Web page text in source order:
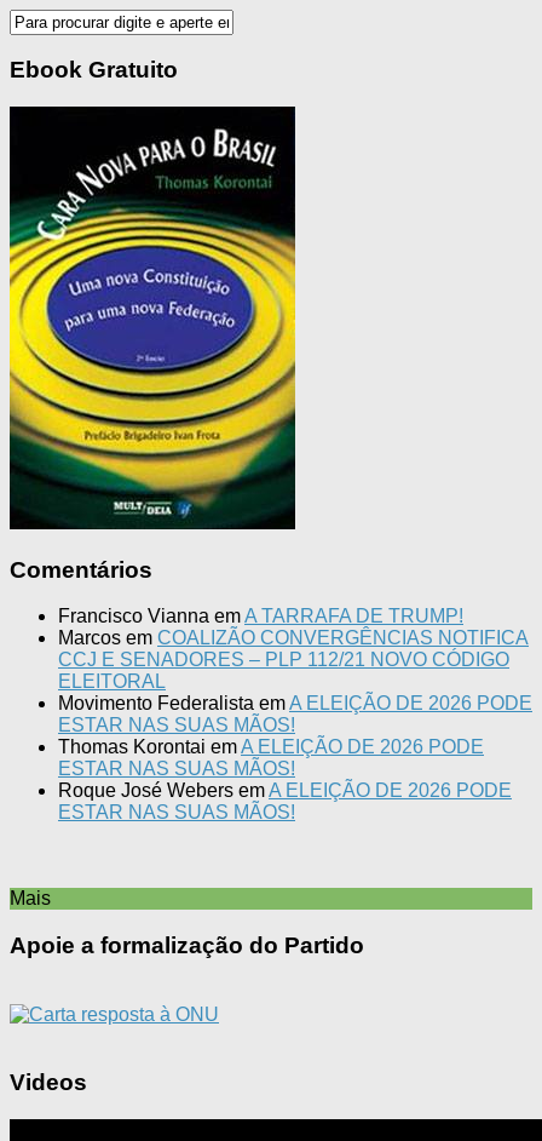
Ebook Gratuito
Comentários
Francisco Vianna emA TARRAFA DE TRUMP!
Marcos em COALIZÃO CONVERGÊNCIAS NOTIFICA
CCJ E SENADORES – PLP 112/21 NOVO CÓDIGO
ELEITORAL
Movimento Federalista emA ELEIÇÃO DE 2026 PODE
ESTAR NAS SUAS MÃOS!
Thomas Korontai emA ELEIÇÃO DE 2026 PODE
ESTAR NAS SUAS MÃOS!
Roque José Webers emA ELEIÇÃO DE 2026 PODE
ESTAR NAS SUAS MÃOS!
Mais
Apoie a formalização do Partido
Videos